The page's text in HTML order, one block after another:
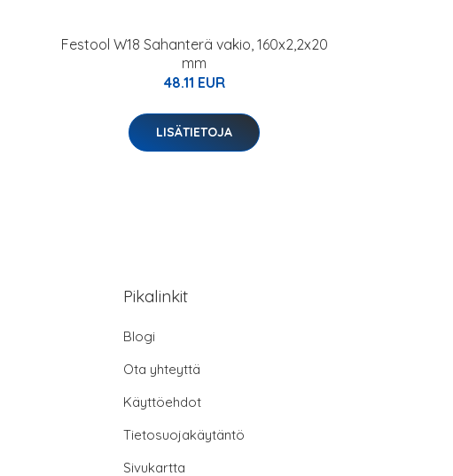
Festool W18 Sahanterä vakio, 160x2,2x20
mm
48.11 EUR
LISÄTIETOJA
Pikalinkit
Blogi
Ota yhteyttä
Käyttöehdot
Tietosuojakäytäntö
Sivukartta